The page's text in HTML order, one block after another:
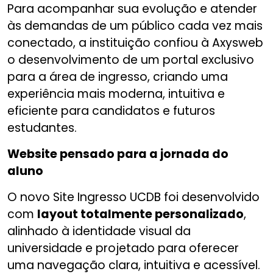
Para acompanhar sua evolução e atender
às demandas de um público cada vez mais
conectado, a instituição confiou à Axysweb
o desenvolvimento de um portal exclusivo
para a área de ingresso, criando uma
experiência mais moderna, intuitiva e
eficiente para candidatos e futuros
estudantes.
Website pensado para a jornada do
aluno
O novo Site Ingresso UCDB foi desenvolvido
com layout totalmente personalizado,
alinhado à identidade visual da
universidade e projetado para oferecer
uma navegação clara, intuitiva e acessível.